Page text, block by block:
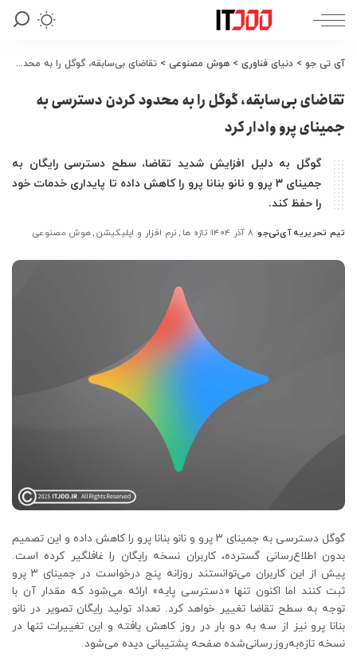
آی تی جو > دنیای فناوری > هوش مصنوعی > تقاضای بی‌سابقه، گوگل را به محدود کردن دسترسی به جمینای پرو وادار کرد
تقاضای بی‌سابقه، گوگل را به محدود کردن دسترسی به
جمینای پرو وادار کرد
گوگل به دلیل افزایش شدید تقاضا، سطح دسترسی رایگان به
جمینای ۳ پرو و نانو بنانا پرو را کاهش داده تا پایداری خدمات خود
را حفظ کند.
ارسال
توسط
تیم تحریریه آی‌تی‌جو ۸ آذر ۱۴۰۴ تازه ها نرم افزار و اپلیکیشن هوش مصنوعی
گوگل دسترسی به جمینای ۳ پرو و نانو بنانا پرو را کاهش داده و این تصمیم
بدون اطلاع‌رسانی گسترده، کاربران نسخه رایگان را غافلگیر کرده است.
پیش از این کاربران می‌توانستند روزانه پنج درخواست در جمینای ۳ پرو
ثبت کنند اما اکنون تنها «دسترسی پایه» ارائه می‌شود که مقدار آن با
توجه به سطح تقاضا تغییر خواهد کرد. تعداد تولید رایگان تصویر در نانو
بنانا پرو نیز از سه به دو بار در روز کاهش یافته و این تغییرات تنها در
نسخه تازه‌به‌روزرسانی‌شده صفحه پشتیبانی دیده می‌شود.